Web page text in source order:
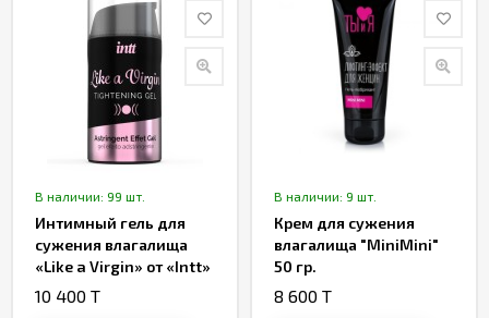
В наличии: 99 шт.
Интимный гель для
сужения влагалища
«Like a Virgin» от «Intt»
(15 ML)
10 400 T
В наличии: 9 шт.
Крем для сужения
влагалища "MiniMini"
50 гр.
8 600 T